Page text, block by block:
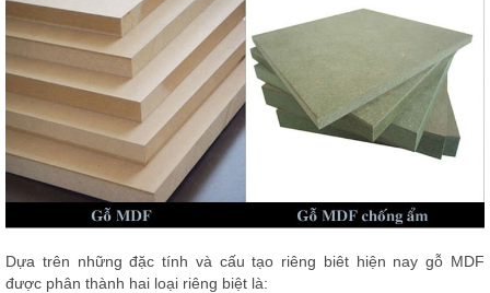
Dựa trên những đặc tính và cấu tạo riêng biêt hiện nay gỗ MDF
được phân thành hai loại riêng biệt là: